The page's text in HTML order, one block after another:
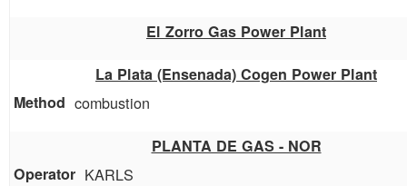
El Zorro Gas Power Plant
La Plata (Ensenada) Cogen Power Plant
combustion
PLANTA DE GAS - NOR
KARLS